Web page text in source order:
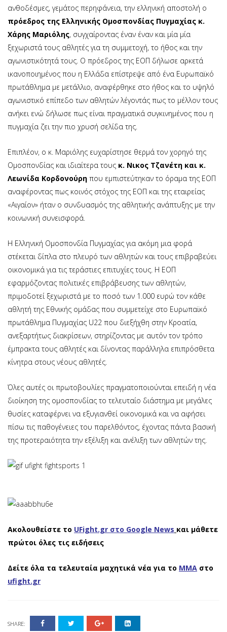
ανθοδέσμες, γεμάτος περηφάνεια, την ελληνική αποστολή ο
πρόεδρος της Ελληνικής Ομοσπονδίας Πυγμαχίας κ.
Χάρης Μαριόλης, συγχαίροντας έναν έναν και μία μία
ξεχωριστά τους αθλητές για τη συμμετοχή, το ήθος και την
αγωνιστικότητά τους. Ο πρόεδρος της ΕΟΠ δήλωσε αρκετά
ικανοποιημένος που η Ελλάδα επίστρεψε από ένα Ευρωπαϊκό
πρωτάθλημα με μετάλλιο, αναφέρθηκε στο ήθος και το υψηλό
αγωνιστικό επίπεδο των αθλητών λέγοντάς πως το μέλλον τους
ανήκει ενώ δήλωσε πως είναι πραγματικά συγκινημένος που η
πυγμαχία ζει την πιο χρυσή σελίδα της.
Επιπλέον, ο κ. Μαριόλης ευχαρίστησε θερμά τον χορηγό της
Ομοσπονδίας και ιδιαίτερα τους κ. Νικος Τζανέτη και κ.
Λεωνίδα Κορδονούρη που εμπιστεύτηκαν το όραμα της ΕΟΠ
αναφέροντας πως κοινός στόχος της ΕΟΠ και της εταιρείας
«Αιγαίον» ήταν ο συνδυασμός της αθλητικής ανάπτυξης με την
κοινωνική συνεισφορά.
Η Ελληνική Ομοσπονδία Πυγμαχίας για ακόμη μια φορά
στέκεται δίπλα στο πλευρό των αθλητών και τους επιβραβεύει
οικονομικά για τις τεράστιες επιτυχίες τους. Η ΕΟΠ
εφαρμόζοντας πολιτικές επιβράβευσης των αθλητών,
πριμοδοτεί ξεχωριστά με το ποσό των 1.000 ευρώ τον κάθε
αθλητή της Εθνικής ομάδας που συμμετείχε στο Ευρωπαϊκό
πρωτάθλημα Πυγμαχίας U22 που διεξήχθη στην Κροατία,
ανεξαρτήτως διακρίσεων, στηρίζοντας με αυτόν τον τρόπο
έμπρακτα τους αθλητές και δίνοντας παράλληλα επιπρόσθετα
κίνητρα στους νέους αθλητές.
Όλες αυτές οι πρωτοβουλίες πραγματοποιούνται επειδή η νέα
διοίκηση της ομοσπονδίας το τελευταίο διάστημα με μεγάλες
θυσίες καταφέρνει να εξυγιανθεί οικονομικά και να αφήσει
πίσω τις παθογένειες του παρελθόντος, έχοντας πάντα βασική
της προτεραιότητα την εξέλιξη και ανέλιξη των αθλητών της.
Ακολουθείστε το UFight.gr στο Google News και μάθετε
πρώτοι όλες τις ειδήσεις
Δείτε όλα τα τελευταία μαχητικά νέα για το ΜΜΑ στο
ufight.gr
SHARE: